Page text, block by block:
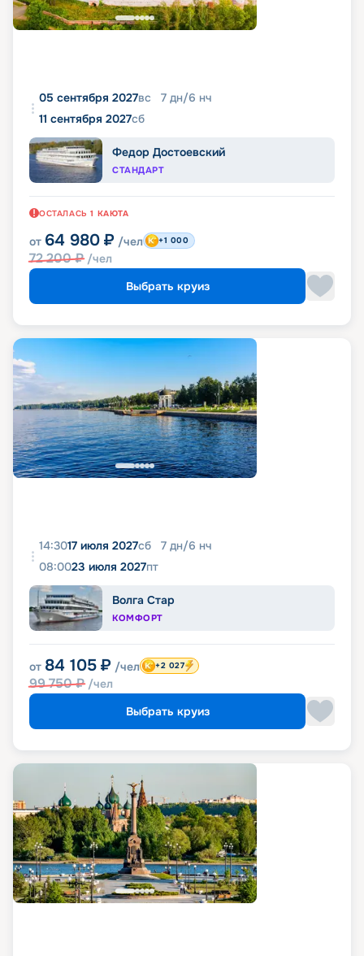
05 сентября 2027вс 7 дн/6 нч
11 сентября 2027сб
Федор Достоевский
СТАНДАРТ
ОСТАЛАСЬ 1 КАЮТА
от 64 980 ₽ /чел
72 200₽ /чел
+1 000
Выбрать круиз
14:3017 июля 2027сб 7 дн/6 нч
08:0023 июля 2027пт
Волга Стар
КОМФОРТ
от 84 105 ₽ /чел
99 750₽ /чел
+2 027
Выбрать круиз